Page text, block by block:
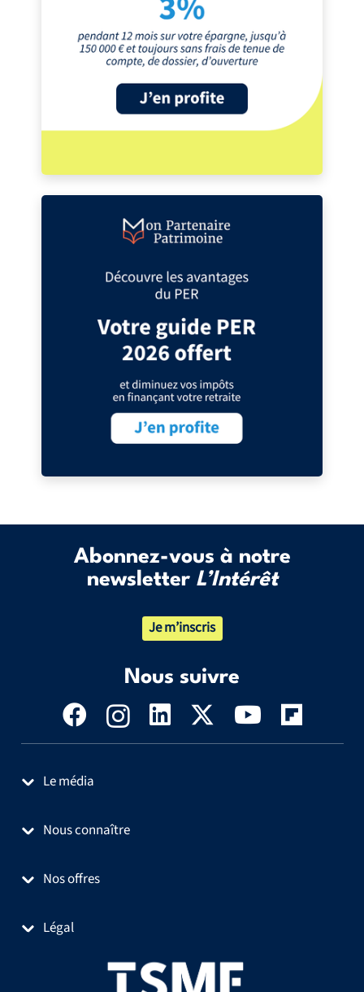
Abonnez-vous à notre
newsletter L’Intérêt
Je m’inscris
Nous suivre
Le média
Nous connaître
Nos offres
Légal